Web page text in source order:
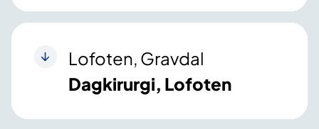
Lofoten, Gravdal
Dagkirurgi, Lofoten